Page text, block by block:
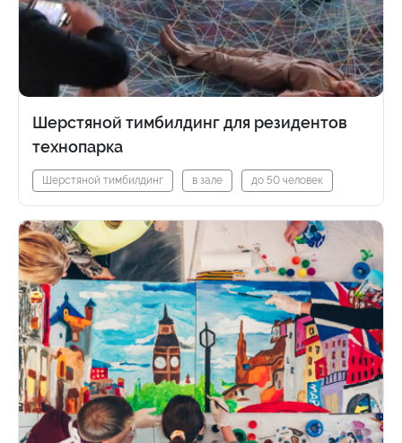
Шерстяной тимбилдинг для резидентов
технопарка
Шерстяной тимбилдинг в зале до 50 человек